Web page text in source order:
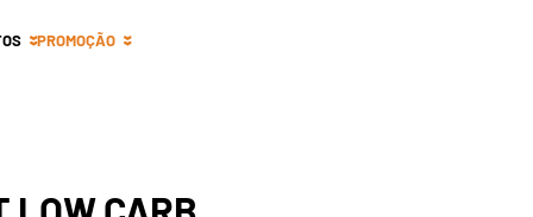
PROMOÇÃO